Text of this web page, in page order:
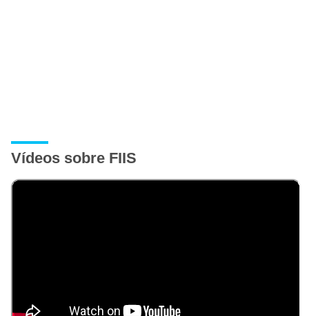
Vídeos sobre FIIS